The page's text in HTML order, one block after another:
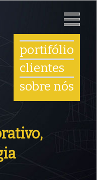
portifólio
clientes
sobre nós